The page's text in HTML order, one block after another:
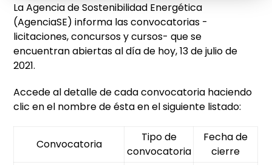
La Agencia de Sostenibilidad Energética
(AgenciaSE) informa las convocatorias -
licitaciones, concursos y cursos- que se
encuentran abiertas al día de hoy, 13 de julio de
2021.
Accede al detalle de cada convocatoria haciendo
clic en el nombre de ésta en el siguiente listado:
Convocatoria
Tipo de
convocatoria
Fecha de
cierre